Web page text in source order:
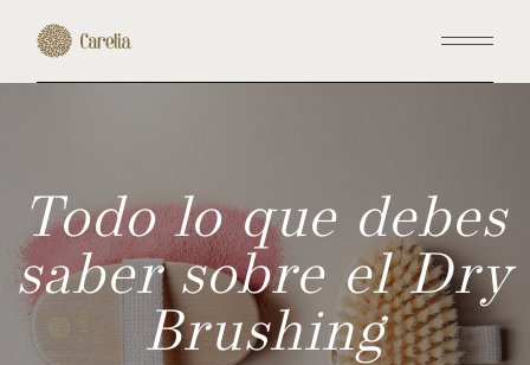
content
Todo lo que debes
saber sobre el Dry
Brushing